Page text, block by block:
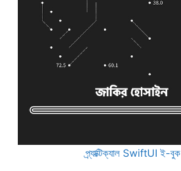
প্র্যাক্টিক্যাল SwiftUI ই-বুক